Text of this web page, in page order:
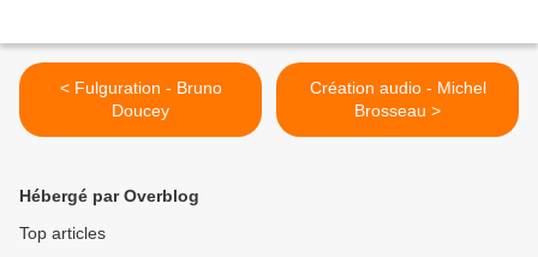
< Fulguration - Bruno
Doucey
Création audio - Michel
Brosseau >
Hébergé par Overblog
Top articles